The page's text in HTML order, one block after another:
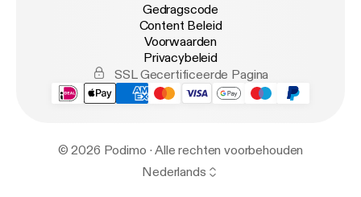
Gedragscode
Content Beleid
Voorwaarden
Privacybeleid
SSL Gecertificeerde Pagina
© 2026 Podimo · Alle rechten voorbehouden
Nederlands